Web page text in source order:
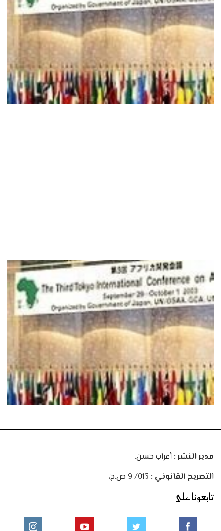
مدير النشر :أعراب حسن،
التصريح القانوني :
تابعونا على